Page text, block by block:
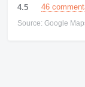
4.5 46
Source: Google